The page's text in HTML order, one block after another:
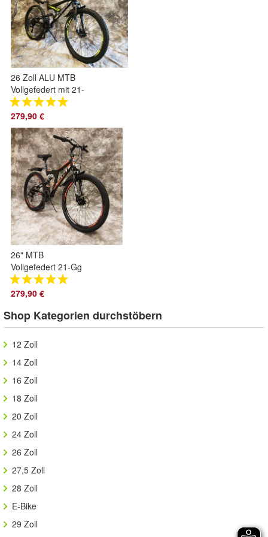
26 Zoll ALU MTB
Vollgefedert mit 21-
Gang Shimano -
Scheibenbremsen
Neu 2660 Gelb
279,90 €
26" MTB
Vollgefedert 21-Gg
Shimano &
Scheibenbremsen &
SCHW.-ORANGE
279,90 €
Shop Kategorien durchstöbern
12 Zoll
14 Zoll
16 Zoll
18 Zoll
20 Zoll
24 Zoll
26 Zoll
27,5 Zoll
28 Zoll
E-Bike
29 Zoll